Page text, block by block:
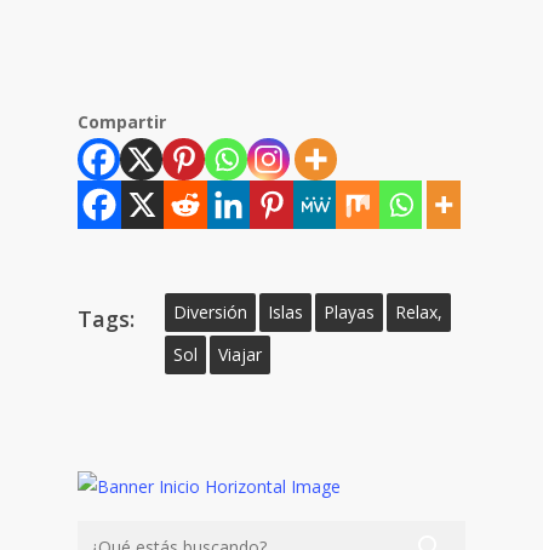
Compartir
Tags: Diversión Islas Playas
Relax,
Sol
Viajar